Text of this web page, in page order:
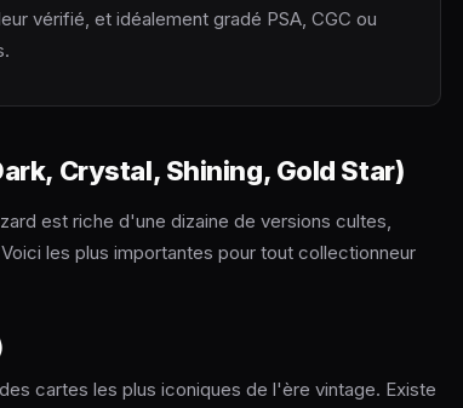
vérifié, et idéalement gradé PSA, CGC ou
Crystal, Shining, Gold Star)
est riche d'une dizaine de versions cultes,
les plus importantes pour tout collectionneur
cartes les plus iconiques de l'ère vintage. Existe